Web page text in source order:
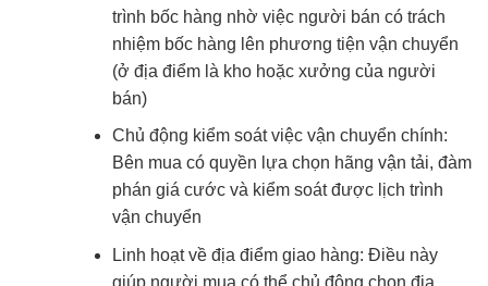
trình bốc hàng nhờ việc người bán có trách
nhiệm bốc hàng lên phương tiện vận chuyển
(ở địa điểm là kho hoặc xưởng của người
bán)
Chủ động kiểm soát việc vận chuyển chính:
Bên mua có quyền lựa chọn hãng vận tải, đàm
phán giá cước và kiểm soát được lịch trình
vận chuyển
Linh hoạt về địa điểm giao hàng: Điều này
giúp người mua có thể chủ động chọn địa